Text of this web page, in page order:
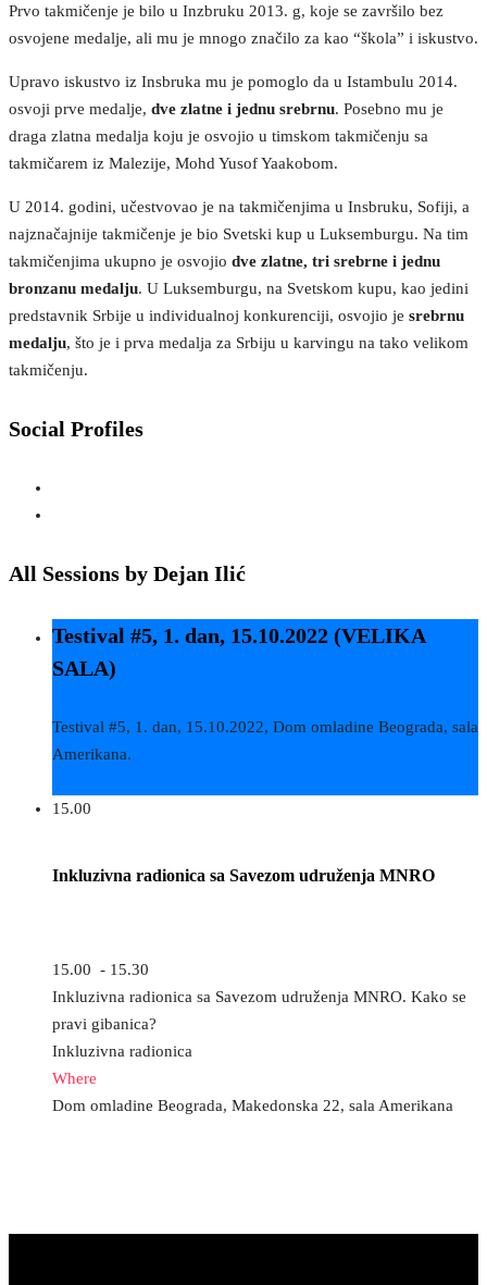
Prvo takmičenje je bilo u Inzbruku 2013. g, koje se završilo bez
osvojene medalje, ali mu je mnogo značilo za kao “škola” i iskustvo.
Upravo iskustvo iz Insbruka mu je pomoglo da u Istambulu 2014.
osvoji prve medalje, dve zlatne i jednu srebrnu. Posebno mu je
draga zlatna medalja koju je osvojio u timskom takmičenju sa
takmičarem iz Malezije, Mohd Yusof Yaakobom.
U 2014. godini, učestvovao je na takmičenjima u Insbruku, Sofiji, a
najznačajnije takmičenje je bio Svetski kup u Luksemburgu. Na tim
takmičenjima ukupno je osvojio dve zlatne, tri srebrne i jednu
bronzanu medalju. U Luksemburgu, na Svetskom kupu, kao jedini
predstavnik Srbije u individualnoj konkurenciji, osvojio je srebrnu
medalju, što je i prva medalja za Srbiju u karvingu na tako velikom
takmičenju.
Social Profiles
All Sessions by Dejan Ilić
Testival #5, 1. dan, 15.10.2022 (VELIKA
SALA)
Testival #5, 1. dan, 15.10.2022, Dom omladine Beograda, sala
Amerikana.
15.00
Inkluzivna radionica sa Savezom udruženja MNRO
15.00 - 15.30
Inkluzivna radionica sa Savezom udruženja MNRO. Kako se
pravi gibanica?
Inkluzivna radionica
Where
Dom omladine Beograda, Makedonska 22, sala Amerikana